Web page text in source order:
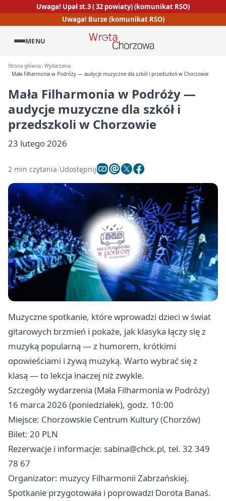
Uwaga! Upał st.3 ( 32 powiaty) (komunikat RSO)
Uwaga! Burze (komunikat RSO)
MENU
Strona główna Wydarzenia
Mała Filharmonia w Podróży — audycje muzyczne dla szkół i przedszkoli w Chorzowie
Mała Filharmonia w Podróży —
audycje muzyczne dla szkół i
przedszkoli w Chorzowie
23 lutego 2026
2 min czytania Udostępnij
Muzyczne spotkanie, które wprowadzi dzieci w świat
gitarowych brzmień i pokaże, jak klasyka łączy się z
muzyką popularną — z humorem, krótkimi
opowieściami i żywą muzyką. Warto wybrać się z
klasą — to lekcja inaczej niż zwykle.
Szczegóły wydarzenia (Mała Filharmonia w Podróży)
16 marca 2026 (poniedziałek), godz. 10:00
Miejsce: Chorzowskie Centrum Kultury (Chorzów)
Bilet: 20 PLN
Rezerwacje i informacje: sabina@chck.pl, tel. 32 349
78 67
Organizator: muzycy Filharmonii Zabrzańskiej.
Spotkanie przygotowała i poprowadzi Dorota Banaś.